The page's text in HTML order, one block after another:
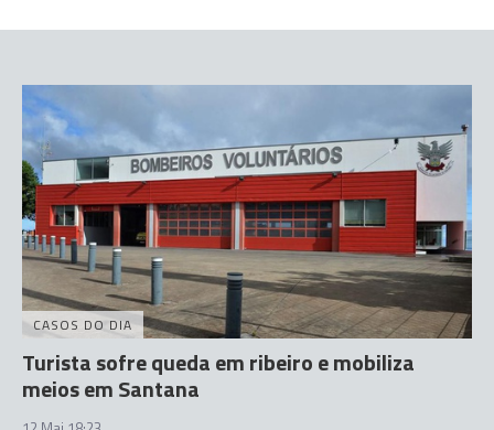
CASOS DO DIA
Turista sofre queda em ribeiro e mobiliza
meios em Santana